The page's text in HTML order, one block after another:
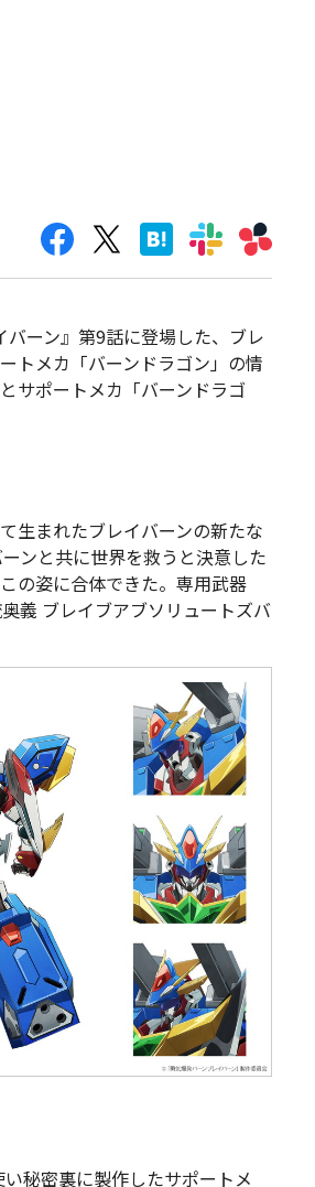
ーン』第9話に登場した、ブレ
トメカ「バーンドラゴン」の情
サポートメカ「バーンドラゴ
生まれたブレイバーンの新たな
ンと共に世界を救うと決意した
の姿に合体できた。専用武器
義 ブレイブアブソリュートズバ
秘密裏に製作したサポートメ